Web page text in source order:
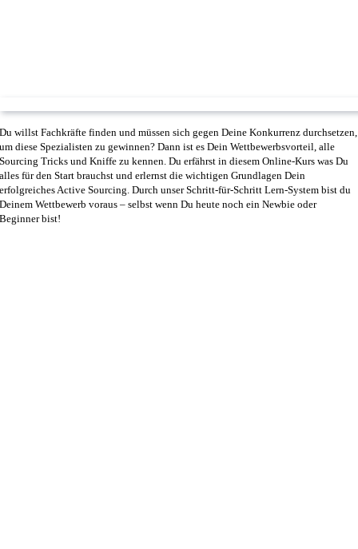
Du willst Fachkräfte finden und müssen sich gegen Deine Konkurrenz durchsetzen,
um diese Spezialisten zu gewinnen? Dann ist es Dein Wettbewerbsvorteil, alle
Sourcing Tricks und Kniffe zu kennen. Du erfährst in diesem Online-Kurs was Du
alles für den Start brauchst und erlernst die wichtigen Grundlagen Dein
erfolgreiches Active Sourcing. Durch unser Schritt-für-Schritt Lern-System bist du
Deinem Wettbewerb voraus – selbst wenn Du heute noch ein Newbie oder
Beginner bist!